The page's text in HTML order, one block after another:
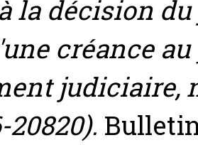
la décision
créance
judiciaire,
20820).